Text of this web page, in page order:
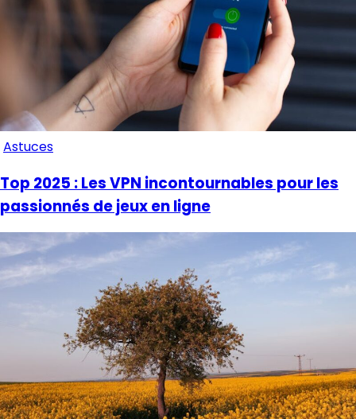
Astuces
Top 2025 : Les VPN incontournables pour les
passionnés de jeux en ligne